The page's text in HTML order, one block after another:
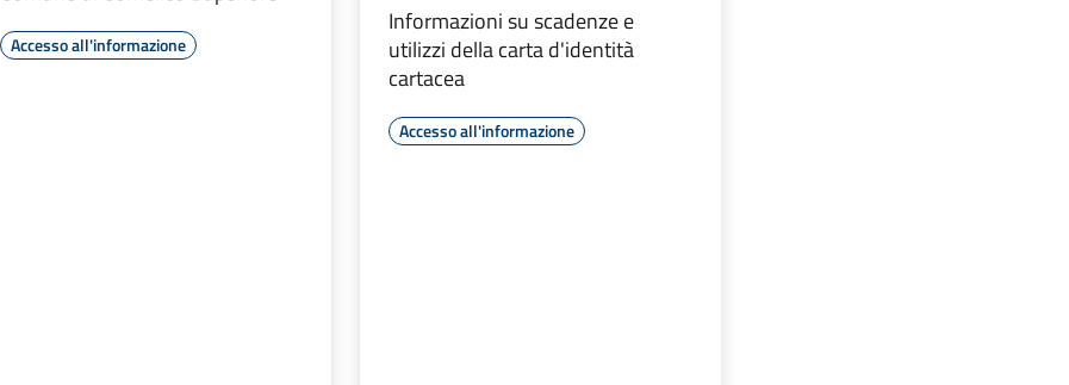
Accesso all'informazione
Informazioni su scadenze e
utilizzi della carta d'identità
cartacea
Accesso all'informazione